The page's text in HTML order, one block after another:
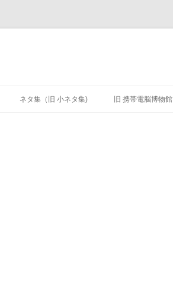
ネタ集（旧 小ネタ集) 旧 携帯電脳博物館